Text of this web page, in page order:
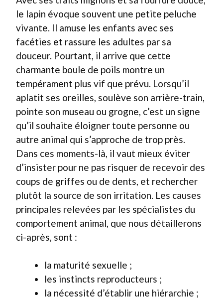
le lapin évoque souvent une petite peluche
vivante. Il amuse les enfants avec ses
facéties et rassure les adultes par sa
douceur. Pourtant, il arrive que cette
charmante boule de poils montre un
tempérament plus vif que prévu. Lorsqu’il
aplatit ses oreilles, soulève son arrière-train,
pointe son museau ou grogne, c’est un signe
qu’il souhaite éloigner toute personne ou
autre animal qui s’approche de trop près.
Dans ces moments-là, il vaut mieux éviter
d’insister pour ne pas risquer de recevoir des
coups de griffes ou de dents, et rechercher
plutôt la source de son irritation. Les causes
principales relevées par les spécialistes du
comportement animal, que nous détaillerons
ci-après, sont :
la maturité sexuelle ;
les instincts reproducteurs ;
la nécessité d’établir une hiérarchie ;